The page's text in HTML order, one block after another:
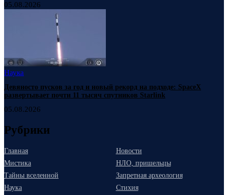
05.08.2026
Наука
Девяносто пусков за год и новый рекорд на подходе: SpaceX
развертывает почти 11 тысяч спутников Starlink
05.08.2026
Рубрики
Главная
Новости
Мистика
НЛО, пришельцы
Тайны вселенной
Запретная археология
Наука
Стихия